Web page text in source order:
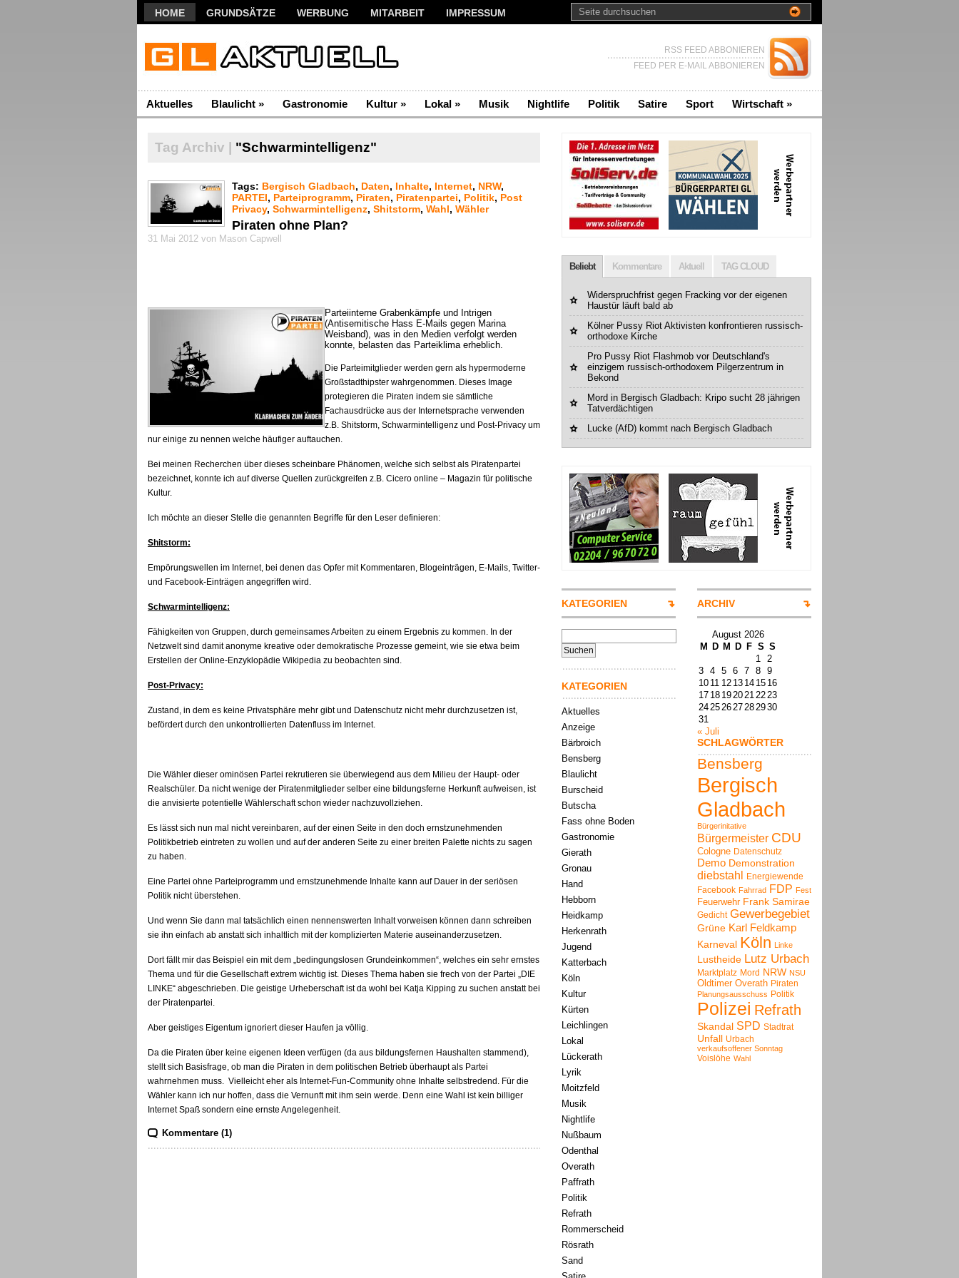
HOME GRUNDSÄTZE WERBUNG MITARBEIT IMPRESSUM
RSS FEED ABBONIEREN
FEED PER E-MAIL ABBONIEREN
Aktuelles Blaulicht » Gastronomie Kultur » Lokal » Musik Nightlife Politik Satire Sport Wirtschaft »
Tag Archiv | "Schwarmintelligenz"
Tags: Bergisch Gladbach, Daten, Inhalte, Internet, NRW,
PARTEI, Parteiprogramm, Piraten, Piratenpartei, Politik, Post
Privacy, Schwarmintelligenz, Shitstorm, Wahl, Wähler
Piraten ohne Plan?
31 Mai 2012 von Mason Capwell
Parteiinterne Grabenkämpfe und Intrigen
(Antisemitische Hass E-Mails gegen Marina
Weisband), was in den Medien verfolgt werden
konnte, belasten das Parteiklima erheblich.
Die Parteimitglieder werden gern als hypermoderne
Großstadthipster wahrgenommen. Dieses Image
protegieren die Piraten indem sie sämtliche
Fachausdrücke aus der Internetsprache verwenden
z.B. Shitstorm, Schwarmintelligenz und Post-Privacy um
nur einige zu nennen welche häufiger auftauchen.
Bei meinen Recherchen über dieses scheinbare Phänomen, welche sich selbst als Piratenpartei
bezeichnet, konnte ich auf diverse Quellen zurückgreifen z.B. Cicero online – Magazin für politische
Kultur.
Ich möchte an dieser Stelle die genannten Begriffe für den Leser definieren:
Shitstorm:
Empörungswellen im Internet, bei denen das Opfer mit Kommentaren, Blogeinträgen, E-Mails, Twitter-
und Facebook-Einträgen angegriffen wird.
Schwarmintelligenz:
Fähigkeiten von Gruppen, durch gemeinsames Arbeiten zu einem Ergebnis zu kommen. In der
Netzwelt sind damit anonyme kreative oder demokratische Prozesse gemeint, wie sie etwa beim
Erstellen der Online-Enzyklopädie Wikipedia zu beobachten sind.
Post-Privacy:
Zustand, in dem es keine Privatsphäre mehr gibt und Datenschutz nicht mehr durchzusetzen ist,
befördert durch den unkontrollierten Datenfluss im Internet.
Die Wähler dieser ominösen Partei rekrutieren sie überwiegend aus dem Milieu der Haupt- oder
Realschüler. Da nicht wenige der Piratenmitglieder selber eine bildungsferne Herkunft aufweisen, ist
die anvisierte potentielle Wählerschaft schon wieder nachzuvollziehen.
Es lässt sich nun mal nicht vereinbaren, auf der einen Seite in den doch ernstzunehmenden
Politikbetrieb eintreten zu wollen und auf der anderen Seite zu einer breiten Palette nichts zu sagen
zu haben.
Eine Partei ohne Parteiprogramm und ernstzunehmende Inhalte kann auf Dauer in der seriösen
Politik nicht überstehen.
Und wenn Sie dann mal tatsächlich einen nennenswerten Inhalt vorweisen können dann schreiben
sie ihn einfach ab anstatt sich inhaltlich mit der komplizierten Materie auseinanderzusetzen.
Dort fällt mir das Beispiel ein mit dem „bedingungslosen Grundeinkommen“, welches ein sehr ernstes
Thema und für die Gesellschaft extrem wichtig ist. Dieses Thema haben sie frech von der Partei „DIE
LINKE“ abgeschrieben. Die geistige Urheberschaft ist da wohl bei Katja Kipping zu suchen anstatt bei
der Piratenpartei.
Aber geistiges Eigentum ignoriert dieser Haufen ja völlig.
Da die Piraten über keine eigenen Ideen verfügen (da aus bildungsfernen Haushalten stammend),
stellt sich Basisfrage, ob man die Piraten in dem politischen Betrieb überhaupt als Partei
wahrnehmen muss. Vielleicht eher als Internet-Fun-Community ohne Inhalte selbstredend. Für die
Wähler kann ich nur hoffen, dass die Vernunft mit ihm sein werde. Denn eine Wahl ist kein billiger
Internet Spaß sondern eine ernste Angelegenheit.
Kommentare (1)
Beliebt Kommentare Aktuell TAG CLOUD
Widerspruchfrist gegen Fracking vor der eigenen
Haustür läuft bald ab
Kölner Pussy Riot Aktivisten konfrontieren russisch-
orthodoxe Kirche
Pro Pussy Riot Flashmob vor Deutschland's
einzigem russisch-orthodoxem Pilgerzentrum in
Bekond
Mord in Bergisch Gladbach: Kripo sucht 28 jährigen
Tatverdächtigen
Lucke (AfD) kommt nach Bergisch Gladbach
KATEGORIEN
nach:
KATEGORIEN
Aktuelles
Anzeige
Bärbroich
Bensberg
Blaulicht
Burscheid
Butscha
Fass ohne Boden
Gastronomie
Gierath
Gronau
Hand
Hebborn
Heidkamp
Herkenrath
Jugend
Katterbach
Köln
Kultur
Kürten
Leichlingen
Lokal
Lückerath
Lyrik
Moitzfeld
Musik
Nightlife
Nußbaum
Odenthal
Overath
Paffrath
Politik
Refrath
Rommerscheid
Rösrath
Sand
ARCHIV
August 2026
M
D M D F S S
1 2
3 4 5 6 7 8 9
10 11 12 13 14 15 16
17 18 1920212223
24252627282930
31
« Juli
SCHLAGWÖRTER
Bensberg
Bergisch
Gladbach
Bürgerinitative
Bürgermeister CDU
Cologne Datenschutz
Demo Demonstration
diebstahl Energiewende
Facebook Fahrrad FDP Fest
Feuerwehr Frank Samirae
Gedicht Gewerbegebiet
Grüne Karl Feldkamp
Karneval Köln Linke
Lustheide Lutz Urbach
Marktplatz Mord NRW NSU
Oldtimer Overath Piraten
Planungsausschuss Politik
Polizei Refrath
Skandal SPD Stadtrat
Unfall Urbach
verkaufsoffener Sonntag
Voislöhe Wahl